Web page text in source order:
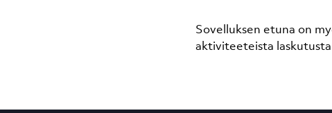
Sovelluksen etuna on
aktiviteeteista